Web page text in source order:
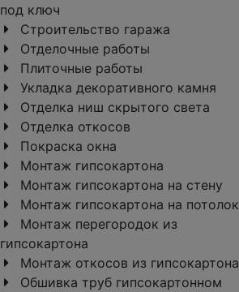
под ключ
Строительство гаража
Отделочные работы
Плиточные работы
Укладка декоративного камня
Отделка ниш скрытого света
Отделка откосов
Покраска окна
Монтаж гипсокартона
Монтаж гипсокартона на стену
Монтаж гипсокартона на потолок
Монтаж перегородок из
гипсокартона
Монтаж откосов из гипсокартона
Обшивка труб гипсокартонном